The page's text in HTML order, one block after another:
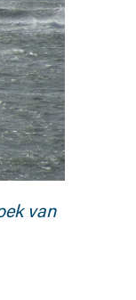
van